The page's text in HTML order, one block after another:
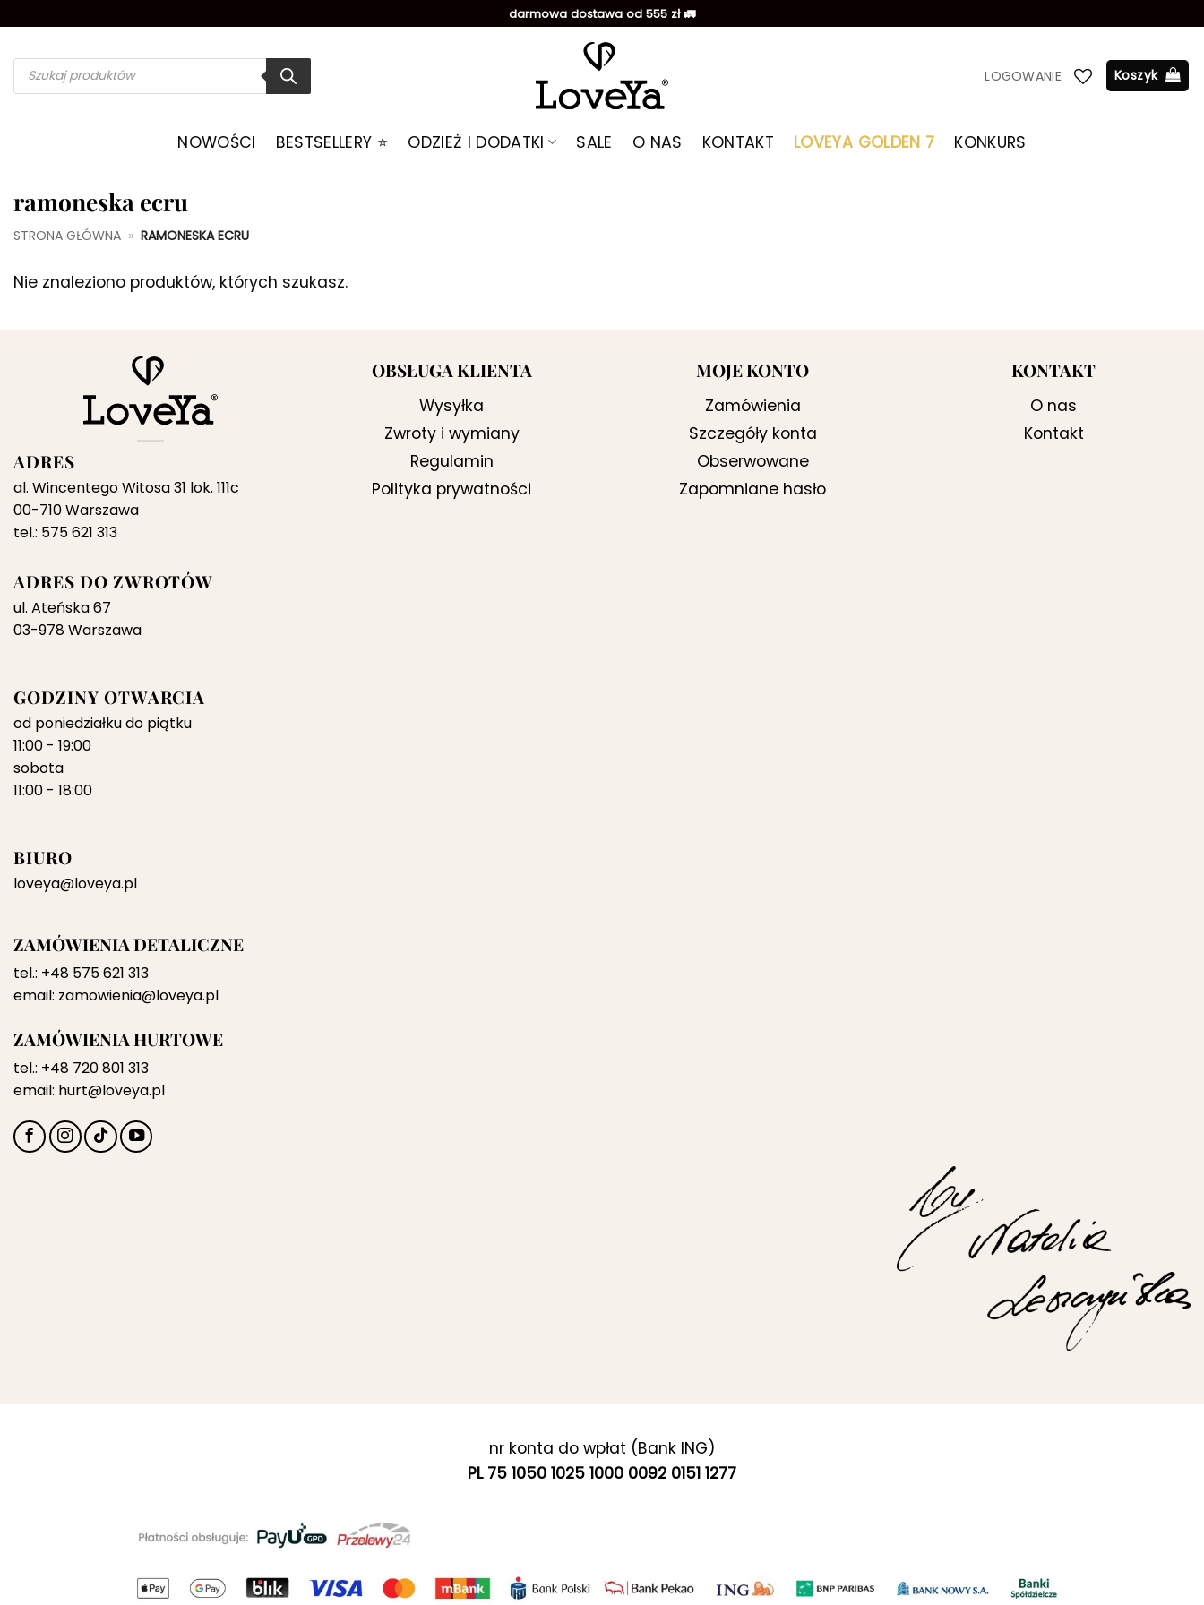
zawartości
darmowa dostawa od 555 zł 🚛
Wyszukiwarka
produktów LOGOWANIE Koszyk
NOWOŚCI BESTSELLERY ⭐️ ODZIEŻ I DODATKI SALE O NAS KONTAKT LOVEYA GOLDEN 7 KONKURS
ramoneska ecru
STRONA GŁÓWNA » RAMONESKA ECRU
Nie znaleziono produktów, których szukasz.
ADRES
al. Wincentego Witosa 31 lok. 111c
00-710 Warszawa
tel.: 575 621 313
ADRES DO ZWROTÓW
ul. Ateńska 67
03-978 Warszawa
GODZINY OTWARCIA
od poniedziałku do piątku
11:00 - 19:00
sobota
11:00 - 18:00
BIURO
loveya@loveya.pl
ZAMÓWIENIA DETALICZNE
tel.: +48 575 621 313
email: zamowienia@loveya.pl
ZAMÓWIENIA HURTOWE
tel.: +48 720 801 313
email: hurt@loveya.pl
OBSŁUGA KLIENTA
Wysyłka
Zwroty i wymiany
Regulamin
Polityka prywatności
MOJE KONTO
Zamówienia
Szczegóły konta
Obserwowane
Zapomniane hasło
KONTAKT
O nas
Kontakt
nr konta do wpłat (Bank ING)
PL 75 1050 1025 1000 0092 0151 1277